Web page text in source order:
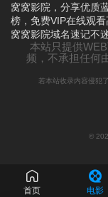
窝窝影院，分享优质
榜，免费VIP在线观看
窝窝影院域名速记不
本站只提供
频，不承担任何
若本站收录内容侵犯
©
首页 电影